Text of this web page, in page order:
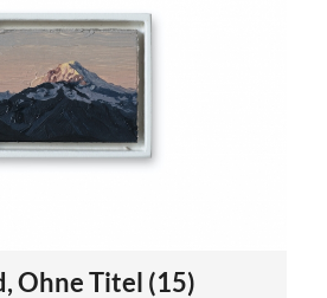
Ohne Titel (15)